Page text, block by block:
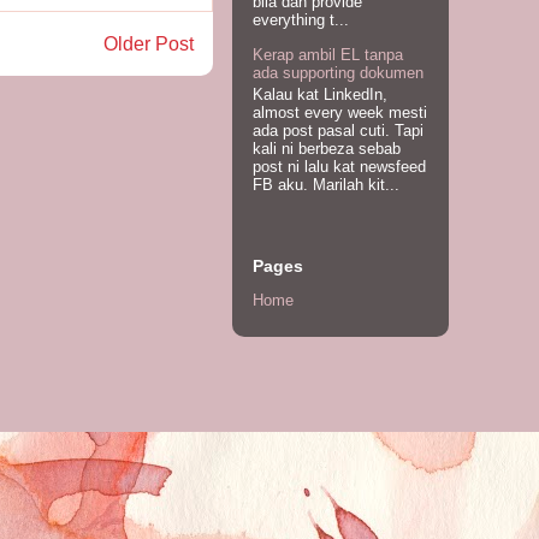
Older Post
everything t...
Kerap ambil EL tanpa
ada supporting dokumen
Kalau kat LinkedIn,
almost every week mesti
ada post pasal cuti. Tapi
kali ni berbeza sebab
post ni lalu kat newsfeed
FB aku. Marilah kit...
Pages
Home